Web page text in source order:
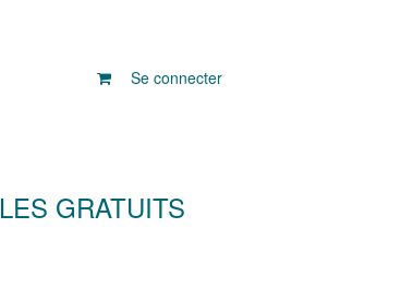
Se connecter
LES GRATUITS